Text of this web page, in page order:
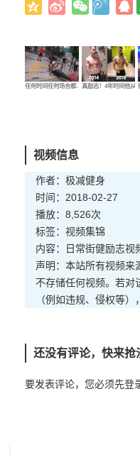
任何时间任何场合都… 真励志！4年时间他从
视频信息
作者：极减健身
时间：2018-02-27
播放：8,526次
标签： 视频集锦
内容：日常街健励志视
声明：本站所有视频来
不存储任何视频。若对
（例如违规、侵权等
还没有评论，快来抢
要发表评论，您必须先登